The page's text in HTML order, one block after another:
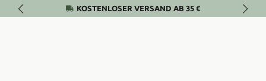
Zum Hauptinhalt springenKOSTENLOSER VERSAND AB 35 €